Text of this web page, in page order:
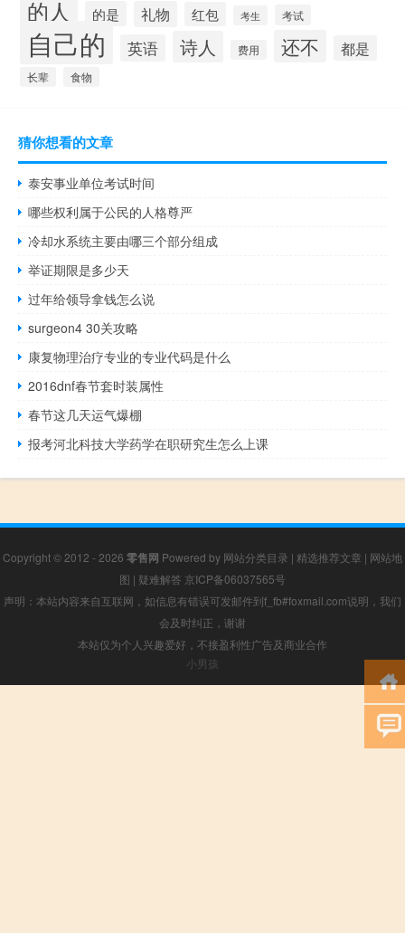
的人 的是 礼物 红包 考生 考试
自己的 英语 诗人 费用 还不 都是
长辈 食物
猜你想看的文章
泰安事业单位考试时间
哪些权利属于公民的人格尊严
冷却水系统主要由哪三个部分组成
举证期限是多少天
过年给领导拿钱怎么说
surgeon4 30关攻略
康复物理治疗专业的专业代码是什么
2016dnf春节套时装属性
春节这几天运气爆棚
报考河北科技大学药学在职研究生怎么上课
Copyright © 2012 - 2026 零售网 Powered by 网站分类目录 | 精选推荐文章 | 网站地
图 | 疑难解答 京ICP备06037565号
声明：本站内容来自互联网，如信息有错误可发邮件到f_fb#foxmail.com说明，我们
会及时纠正，谢谢
本站仅为个人兴趣爱好，不接盈利性广告及商业合作
小男孩